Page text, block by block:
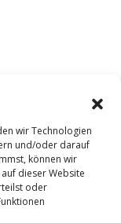
wir Technologien
und/oder darauf
können wir
dieser Website
oder